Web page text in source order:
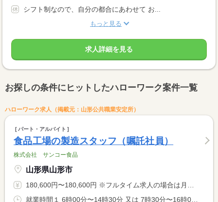
シフト制なので、自分の都合にあわせて お...
もっと見る
求人詳細を見る
お探しの条件にヒットしたハローワーク案件一覧
ハローワーク求人（掲載元：山形公共職業安定所）
パート・アルバイト
食品工場の製造スタッフ（嘱託社員）
株式会社 サンコー食品
山形県山形市
180,600円〜180,600円 ※フルタイム求人の場合は月額（換算額）、パート求人の場合は時間額を表示しています。